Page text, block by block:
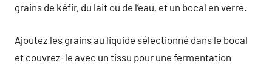
grains de kéfir, du lait ou de l’eau, et un bocal en verre.
Ajoutez les grains au liquide sélectionné dans le bocal
et couvrez-le avec un tissu pour une fermentation